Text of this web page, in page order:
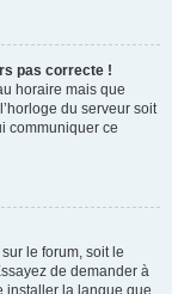
pas correcte !
horaire mais que
du serveur soit
communiquer ce
le forum, soit le
de demander à
installer la langue que